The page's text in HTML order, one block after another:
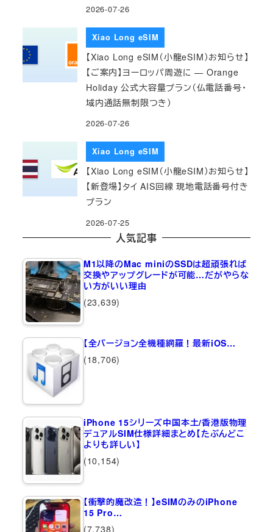
2026-07-26
Xiao Long eSIM
【Xiao Long eSIM（小龍eSIM）お知らせ】
【ご案内】ヨーロッパ周遊に — Orange
Holiday 公式大容量プラン（仏電話番号・
域内通話無制限つき）
2026-07-26
Xiao Long eSIM
【Xiao Long eSIM（小龍eSIM）お知らせ】
【新登場】タイ AIS回線 現地電話番号付き
プラン
2026-07-25
人気記事
M1以降のMac miniのSSDは超頑張れば
交換やアップグレードが可能…だがやらな
い方がいい理由
(23,639)
【全バージョン全機種網羅！最新iOS…
(18,706)
iPhone 15シリーズ中国本土/香港版物理
デュアルSIM仕様詳細まとめ【たぶんどこ
よりも詳しい】
(10,154)
【衝撃的魔改造！】eSIMのみのiPhone
15 Pro…
(7,738)